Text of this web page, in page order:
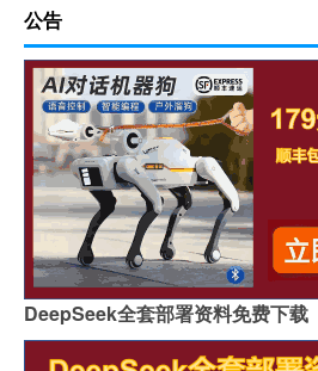
公告
DeepSeek全套部署资料免费下载